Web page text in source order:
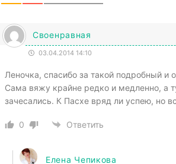
Своенравная
03.04.2014 14:10
Леночка, спасибо за такой подробный и
Сама вяжу крайне редко и медленно, а
зачесались. К Пасхе вряд ли успею, но
0 Ответить
Елена Чепикова